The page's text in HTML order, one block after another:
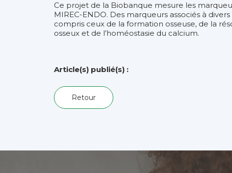
Ce projet de la Biobanque mesure les
MIREC-ENDO. Des marqueurs associés à
compris ceux de la formation osseuse, de la
osseux et de l’homéostasie du calcium.
Article(s) publié(s) :
Retour